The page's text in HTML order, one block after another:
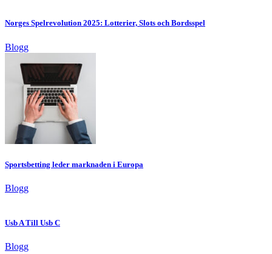
Norges Spelrevolution 2025: Lotterier, Slots och Bordsspel
Blogg
Sportsbetting leder marknaden i Europa
Blogg
Usb A Till Usb C
Blogg